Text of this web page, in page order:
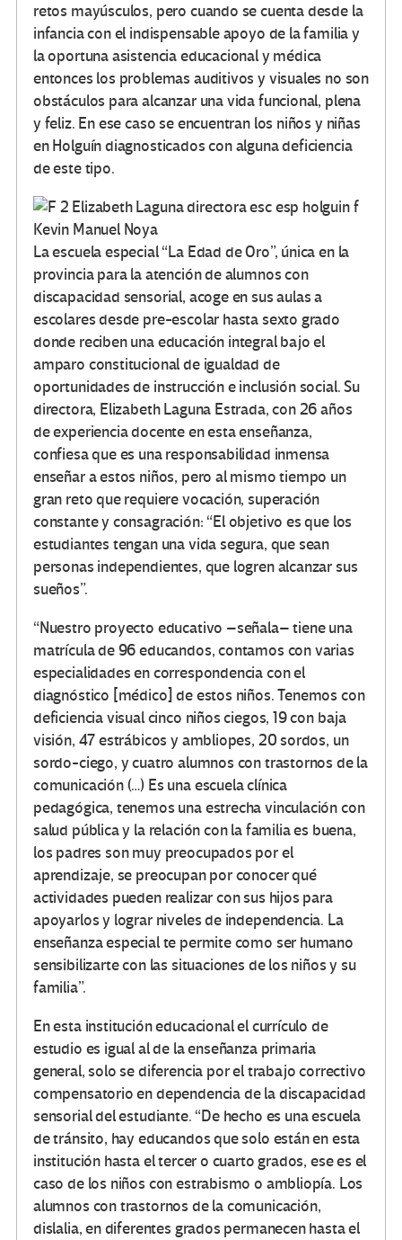
retos mayúsculos, pero cuando se cuenta desde la
infancia con el indispensable apoyo de la familia y
la oportuna asistencia educacional y médica
entonces los problemas auditivos y visuales no son
obstáculos para alcanzar una vida funcional, plena
y feliz. En ese caso se encuentran los niños y niñas
en Holguín diagnosticados con alguna deficiencia
de este tipo.
La escuela especial “La Edad de Oro”, única en la
provincia para la atención de alumnos con
discapacidad sensorial, acoge en sus aulas a
escolares desde pre-escolar hasta sexto grado
donde reciben una educación integral bajo el
amparo constitucional de igualdad de
oportunidades de instrucción e inclusión social. Su
directora, Elizabeth Laguna Estrada, con 26 años
de experiencia docente en esta enseñanza,
confiesa que es una responsabilidad inmensa
enseñar a estos niños, pero al mismo tiempo un
gran reto que requiere vocación, superación
constante y consagración: “El objetivo es que los
estudiantes tengan una vida segura, que sean
personas independientes, que logren alcanzar sus
sueños”.
“Nuestro proyecto educativo –señala– tiene una
matrícula de 96 educandos, contamos con varias
especialidades en correspondencia con el
diagnóstico [médico] de estos niños. Tenemos con
deficiencia visual cinco niños ciegos, 19 con baja
visión, 47 estrábicos y ambliopes, 20 sordos, un
sordo-ciego, y cuatro alumnos con trastornos de la
comunicación (…) Es una escuela clínica
pedagógica, tenemos una estrecha vinculación con
salud pública y la relación con la familia es buena,
los padres son muy preocupados por el
aprendizaje, se preocupan por conocer qué
actividades pueden realizar con sus hijos para
apoyarlos y lograr niveles de independencia. La
enseñanza especial te permite como ser humano
sensibilizarte con las situaciones de los niños y su
familia”.
En esta institución educacional el currículo de
estudio es igual al de la enseñanza primaria
general, solo se diferencia por el trabajo correctivo
compensatorio en dependencia de la discapacidad
sensorial del estudiante. “De hecho es una escuela
de tránsito, hay educandos que solo están en esta
institución hasta el tercer o cuarto grados, ese es el
caso de los niños con estrabismo o ambliopía. Los
alumnos con trastornos de la comunicación,
dislalia, en diferentes grados permanecen hasta el